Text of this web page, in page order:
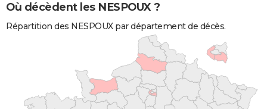
Où décèdent les NESPOUX ?
Répartition des NESPOUX par département de décès.